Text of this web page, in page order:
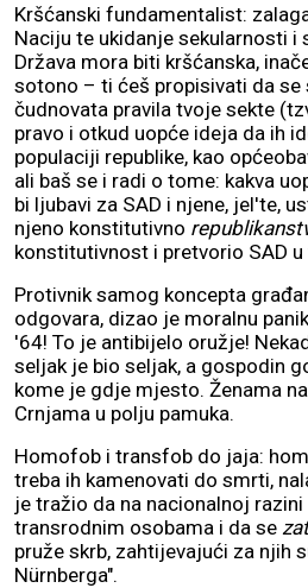
Kršćanski fundamentalist:
Naciju te ukidanje sekularnosti i
Država mora biti kršćanska,
sotono – ti ćeš propisivati da se
čudnovata pravila tvoje sekte
pravo i otkud uopće ideja da ih
populaciji republike, kao
ali baš se i radi o tome: kakva
bi ljubavi za SAD i njene, jel'te,
njeno konstitutivno
konstitutivnost i pretvorio SAD u
Protivnik samog koncepta
odgovara, dizao je moralnu
'64! To je antibijelo oružje!
seljak je bio seljak, a gospodin
kome je gdje mjesto. Ženama
Crnjama u polju pamuka.
Homofob i transfob do jaja:
treba ih kamenovati do smrti,
je tražio da na nacionalnoj
transrodnim osobama i da se
pruže skrb, zahtijevajući za njih
Nürnberga".